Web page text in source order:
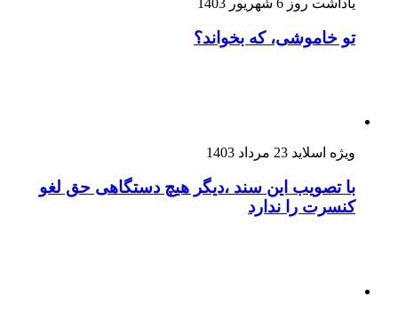
تو خاموشی، که بخواند؟
ویژه اسلاید 23 مرداد 1403
با تصویب این سند ،دیگر هیچ دستگاهی حق لغو
کنسرت را ندارد